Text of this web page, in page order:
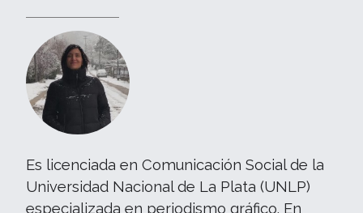
Es licenciada en Comunicación Social de la
Universidad Nacional de La Plata (UNLP)
especializada en periodismo gráfico. En